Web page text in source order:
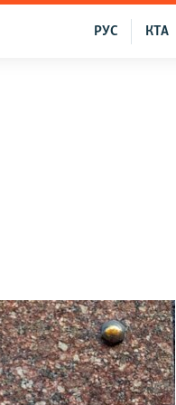
КТА
РУС